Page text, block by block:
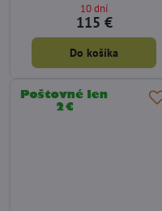
10 dní
115 €
Do košíka